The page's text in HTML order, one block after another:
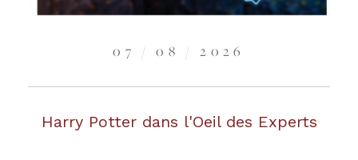
07 / 08 / 2026
Harry Potter dans l'Oeil des Experts